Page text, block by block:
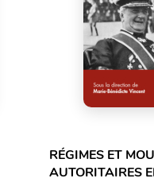
RÉGIMES ET
AUTORITAIRES